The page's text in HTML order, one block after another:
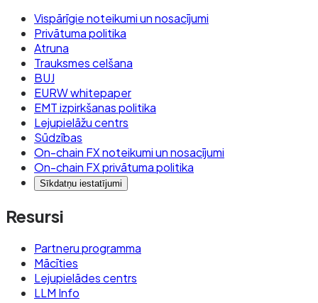
Vispārīgie noteikumi un nosacījumi
Privātuma politika
Atruna
Trauksmes celšana
BUJ
EURW whitepaper
EMT izpirkšanas politika
Lejupielāžu centrs
Sūdzības
On-chain FX noteikumi un nosacījumi
On-chain FX privātuma politika
Sīkdatņu iestatījumi
Resursi
Partneru programma
Mācīties
Lejupielādes centrs
LLM Info